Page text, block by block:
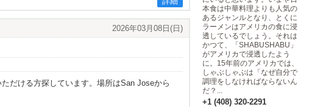
2026年03月08日(日)
だける方探しています。場所はSan Joseから
本食は中華料理よりも人気の
あるジャンルとなり、とくに
ラーメンはアメリカの食に浸
透しているでしょう。それは
かつて、「SHABUSHABU」
がアメリカで浸透したよう
に。15年前のアメリカでは、
しゃぶしゃぶは「なぜ自分で
調理をしなければならないん
だ？...
+1 (408) 320-2291